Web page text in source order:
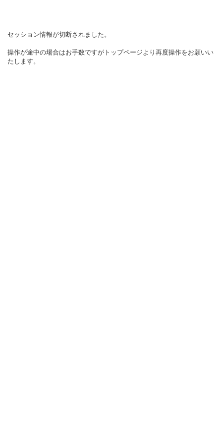
セッション情報が切断されました。
操作が途中の場合はお手数ですがトップページより再度操作をお願いい
たします。